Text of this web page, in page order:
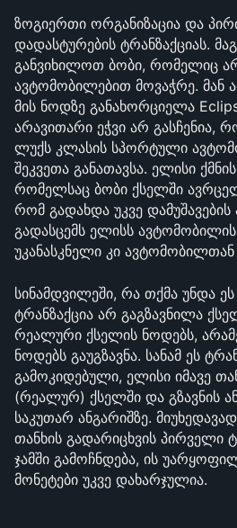
ზოგიერთი ორგანიზაცია და
დადასტურების ტრანზაქციას.
განვიხილოთ ბობი, რომელიც
ავტომობილებით მოვაჭრე. მან
მის ნოდზე განახორციელა
არავითარი ეჭვი არ გასჩენია,
ლუქს კლასის სპორტული
შეკვეთა განათავსა. ელისი
რომელსაც ბობი ქსელში
რომ გადახდა უკვე
გადასცემს ელისს ავტომობილის
უკანასკნელი კი
სინამდვილეში, რა თქმა უნდა ეს
ტრანზაქცია არ გაგზავნილა
რეალური ქსელის ნოდებს,
ნოდებს გაუგზავნა. სანამ ეს
გამოკიდებული, ელისი იმავე
(რეალურ) ქსელში და გზავნის
საკუთარ ანგარიშზე.
თანხის გადარიცხვის პირველი
ჯამში გამოჩნდება, ის
მონეტები უკვე დახარჯულია.